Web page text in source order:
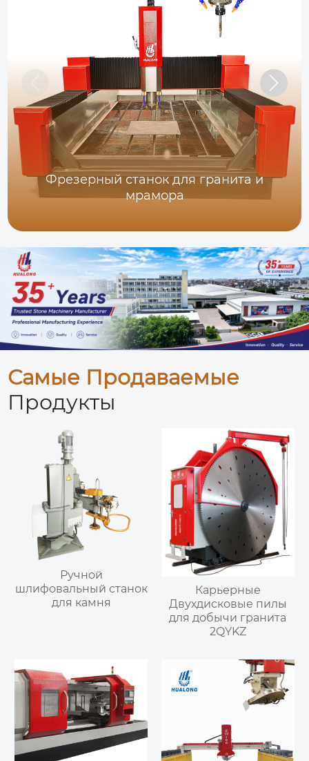
Фрезерный станок для гранита и
мрамора
Самые Продаваемые
Продукты
Ручной
шлифовальный станок
для камня
Карьерные
Двухдисковые пилы
для добычи гранита
2QYKZ